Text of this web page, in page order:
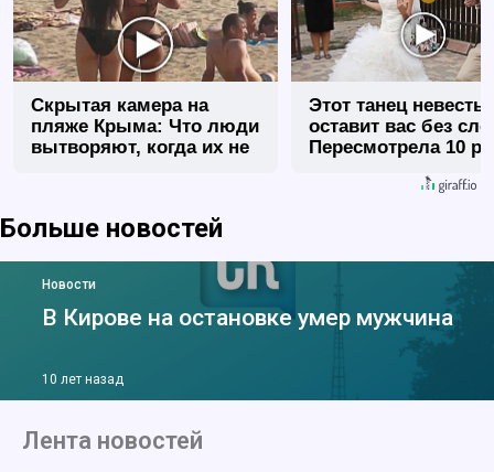
Скрытая камера на
пляже Крыма: Что люди
вытворяют, когда их не
Этот танец невесты
оставит вас без
Пересмотрела 10
Больше новостей
Новости
В Кирове на остановке умер мужчина
10 лет назад
Лента новостей